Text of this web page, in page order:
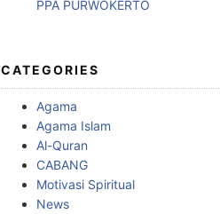
PPA PURWOKERTO
CATEGORIES
Agama
Agama Islam
Al-Quran
CABANG
Motivasi Spiritual
News